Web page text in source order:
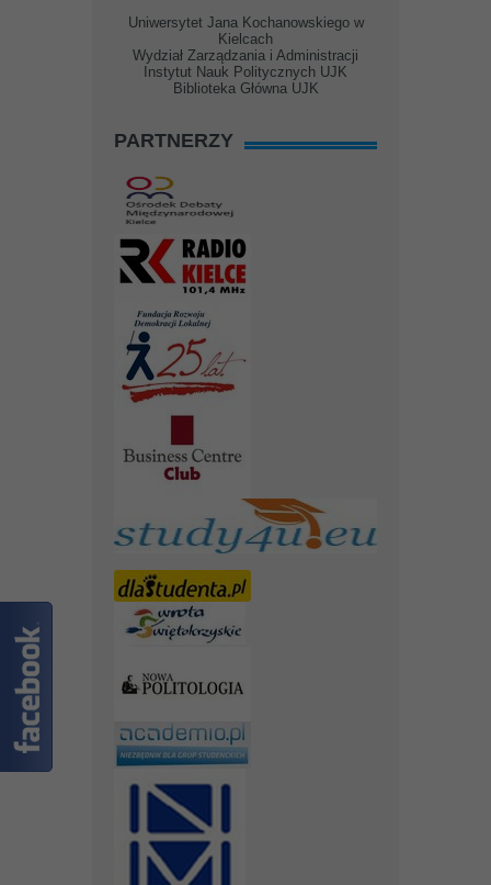
Uniwersytet Jana Kochanowskiego w
Kielcach
Wydział Zarządzania i Administracji
Instytut Nauk Politycznych UJK
Biblioteka Główna UJK
PARTNERZY